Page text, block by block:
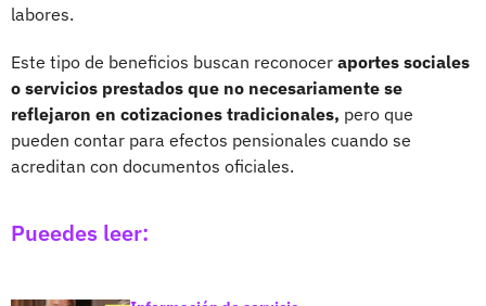
labores.
Este tipo de beneficios buscan reconocer aportes sociales
o servicios prestados que no necesariamente se
reflejaron en cotizaciones tradicionales, pero que
pueden contar para efectos pensionales cuando se
acreditan con documentos oficiales.
Pueedes leer: